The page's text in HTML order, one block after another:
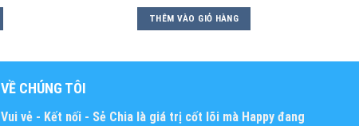
THÊM VÀO GIỎ HÀNG
VỀ CHÚNG TÔI
Vui vẻ - Kết nối - Sẻ Chia là giá trị cốt lõi mà Happy đang